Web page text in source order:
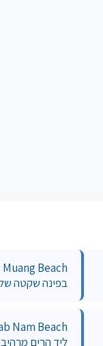
בפינה שקטה
ליד הרים